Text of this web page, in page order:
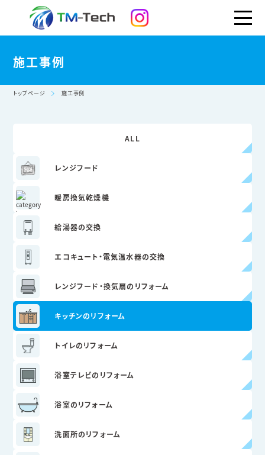
施工事例
トップページ 施工事例
ALL
レンジフード
暖房換気乾燥機
給湯器の交換
エコキュート・電気温水器の交換
レンジフード・換気扇のリフォーム
キッチンのリフォーム
トイレのリフォーム
浴室テレビの リフォーム
浴室のリフォーム
洗面所のリフォーム